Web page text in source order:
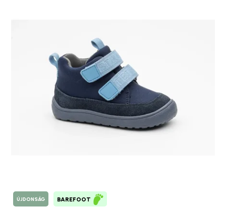
ÚJDONSÁG BAREFOOT